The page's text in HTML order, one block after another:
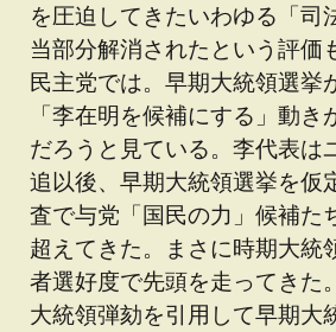
を圧迫してきたいわゆる「司
当部分解消されたという評価
民主党では。早期大統領選挙
「李在明を候補にする」動き
だろうと見ている。李代表は
追以後、早期大統領選挙を仮
査で与党「国民の力」候補た
超えてきた。まさに時期大統
者選好度で先頭を走ってきた
大統領弾劾を引用して早期大